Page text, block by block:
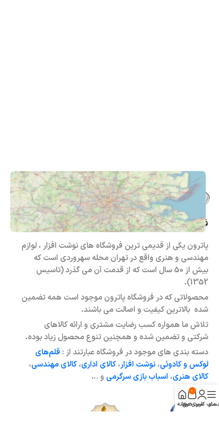
فروشگاه حضوری – اینترنتی پاترون
پاترون یکی از قدیمی ترین فروشگاه های نوشت افزار ، لوازم
مهندسی و هنری واقع در تهران محله سهروردی است که
بیش از 50 سال است که از قدمت آن می گذرد (تاسیس
1352).
محصولاتی که در فروشگاه پاترون موجود است همه تضمین
شده بالاترین کیفیت و اصالت می باشند.
تلاش ما همواره کسب رضایت مشتری و ارائه کالاهای
شرکتی و تضمین شده و همچنین تنوع محصول زیاد بوده.
دسته بندی های موجود در فروشگاه عبارتند از : قلم‌های
لوکس و کادوئی، نوشت افزار،کالای اداری،کالای مهندسی،
کالای هنری، اسباب بازی سرگرمی و …
منوکاربری من
0
سبد خریدخانه